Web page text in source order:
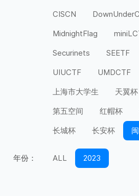
CISCN
MidnightFlag
Securinets
SEETF
UIUCTF
UMDCTF
上海市大学生
天翼杯
第五空间
红帽杯
长城杯
长安杯
年份： ALL 2023